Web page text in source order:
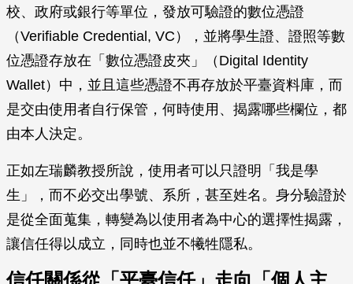
校、政府或銀行等單位，發放可驗證的數位憑證
（Verifiable Credential, VC），並將學生證、證照等數
位憑證存放在「數位憑證皮夾」（Digital Identity
Wallet）中，並且這些憑證不再存放於平臺資料庫，而
是交由使用者自行保管，何時使用、揭露哪些欄位，都
由本人決定。
正如左瑞麟教授所說，使用者可以只證明「我是學
生」，而不必交出學號、系所，甚至姓名。身分驗證於
是從全面蒐集，轉變為以使用者為中心的選擇性揭露，
讓信任得以成立，同時也並不犧牲隱私。
信任關係從「平臺信任」走向「個人主